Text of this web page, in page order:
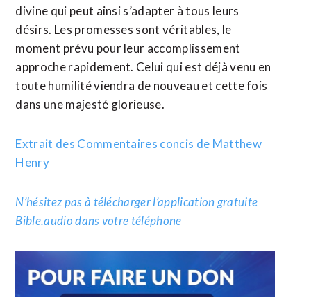
divine qui peut ainsi s’adapter à tous leurs
désirs. Les promesses sont véritables, le
moment prévu pour leur accomplissement
approche rapidement. Celui qui est déjà venu en
toute humilité viendra de nouveau et cette fois
dans une majesté glorieuse.
Extrait des Commentaires concis de Matthew
Henry
N’hésitez pas à télécharger l’application gratuite
Bible.audio dans votre téléphone